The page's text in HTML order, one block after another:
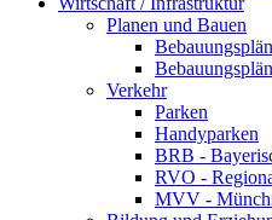
Planen und Bauen
Verkehr
Parken
Handyparken
BRB -
RVO -
MVV -